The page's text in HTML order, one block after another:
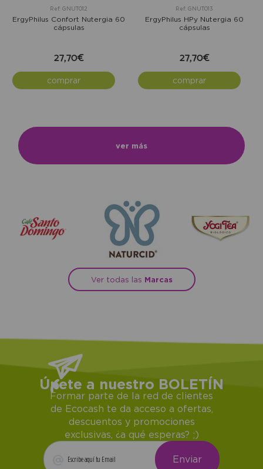
Ref: GNUT012
ErgyPhilus Confort Nutergia 60
cápsulas
27,70€
comprar
Ref: GNUT013
ErgyPhilus HPy Nutergia 60
cápsulas
27,70€
comprar
ver más
Ver todas las Marcas
Únete a nuestro BOLETÍN
Formar parte de la red de clientes
de Ecocash te da acceso a ofertas,
descuentos y promociones
exclusivas, ¿a qué esperas? ;)